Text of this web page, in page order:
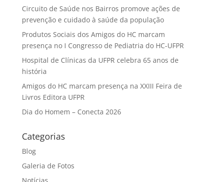
Circuito de Saúde nos Bairros promove ações de
prevenção e cuidado à saúde da população
Produtos Sociais dos Amigos do HC marcam
presença no I Congresso de Pediatria do HC-UFPR
Hospital de Clínicas da UFPR celebra 65 anos de
história
Amigos do HC marcam presença na XXIII Feira de
Livros Editora UFPR
Dia do Homem – Conecta 2026
Categorias
Blog
Galeria de Fotos